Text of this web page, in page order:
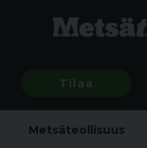
Tilaa
Metsäteollisuus